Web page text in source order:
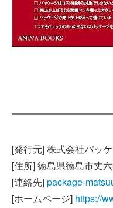
[発行元] 株式会社パッ
[住所] 徳島県徳島市丈
[連絡先]package-
[ホームページ] https://